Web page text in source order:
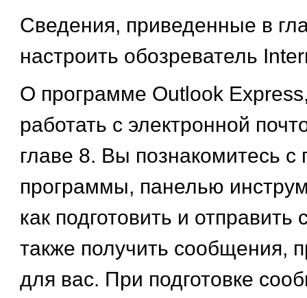
Сведения, приведенные в
настроить обозреватель
О программе Outlook
работать с электронной
главе 8. Вы познакомитесь
программы, панелью
как подготовить и
также получить сообщения,
для вас. При подготовке